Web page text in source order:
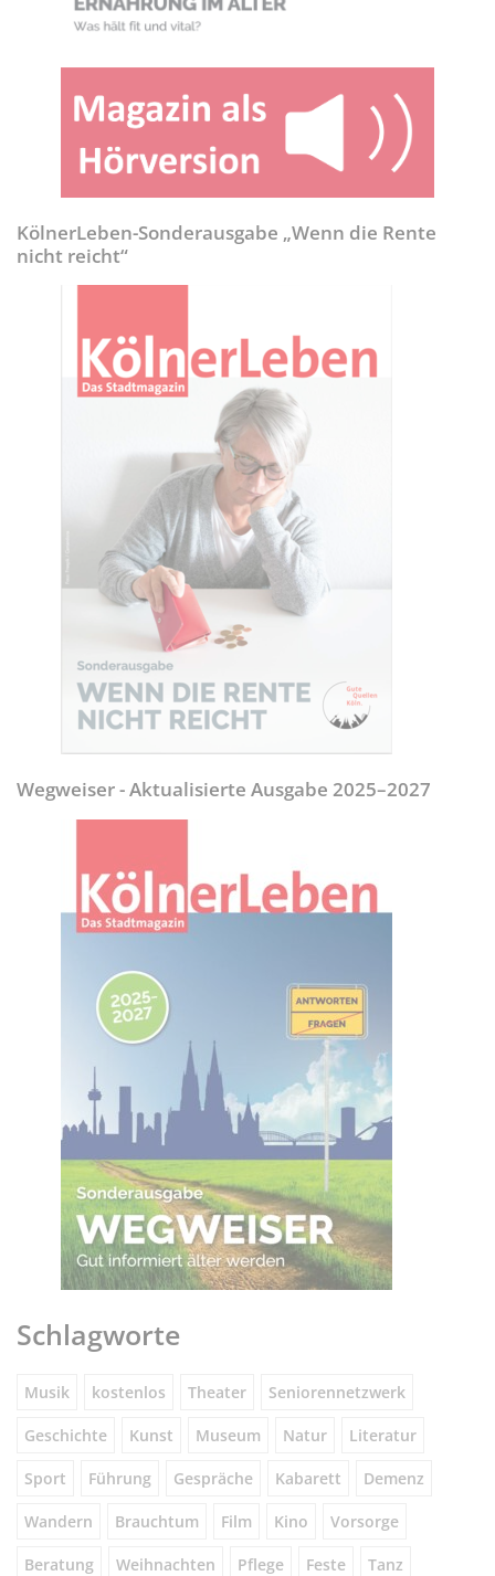
KölnerLeben-Sonderausgabe „Wenn die Rente
nicht reicht“
Wegweiser - Aktualisierte Ausgabe 2025–2027
Schlagworte
Musik kostenlos Theater Seniorennetzwerk
Geschichte Kunst Museum Natur Literatur
Sport Führung Gespräche Kabarett Demenz
Wandern Brauchtum Film Kino Vorsorge
Beratung Weihnachten Pflege Feste Tanz